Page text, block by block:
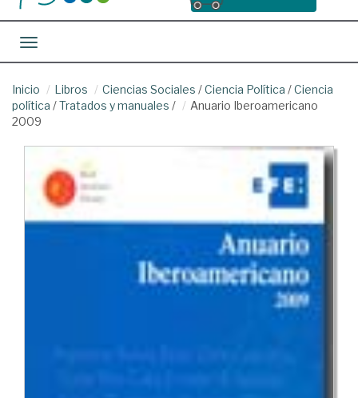
Toggle navigation
Inicio Libros Ciencias Sociales /Ciencia Política /Ciencia
política /Tratados y manuales /
Anuario Iberoamericano
2009